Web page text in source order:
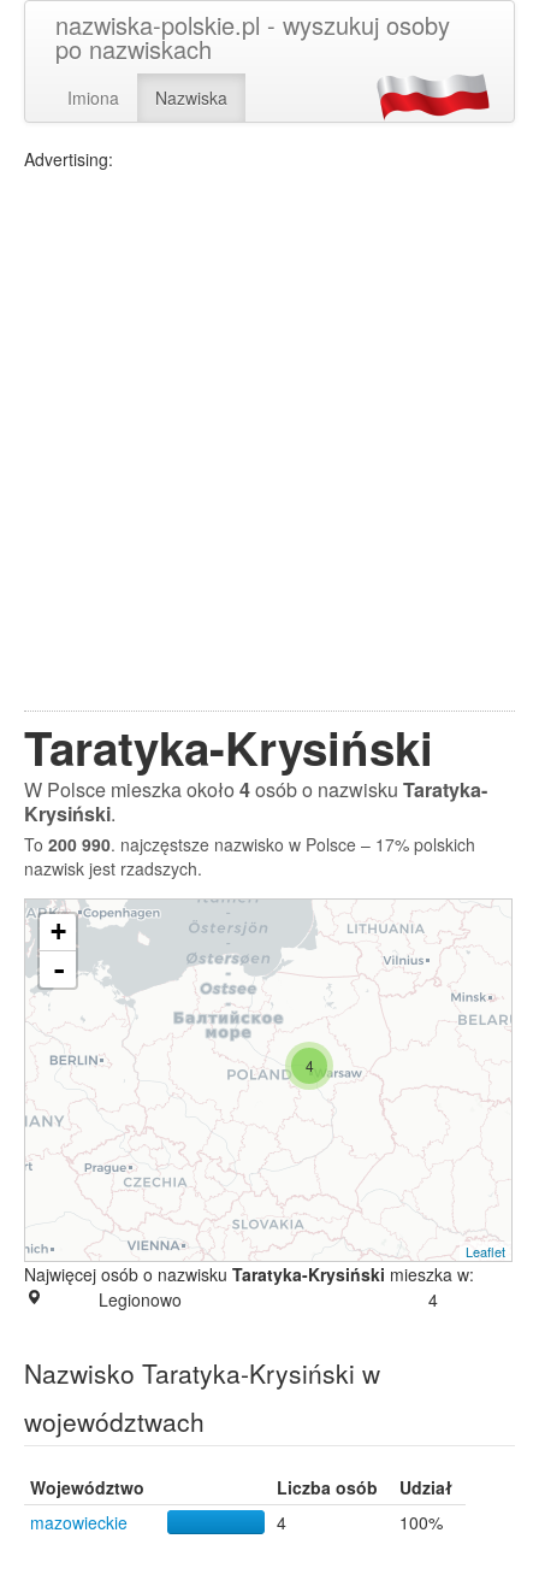
nazwiska-polskie.pl - wyszukuj osoby
po nazwiskach
Imiona Nazwiska
Advertising:
Taratyka-Krysiński
W Polsce mieszka około4osób o nazwisku Taratyka-
Krysiński.
To 200 990. najczęstsze nazwisko w Polsce – 17% polskich
nazwisk jest rzadszych.
4
+
-
Leaflet
Najwięcej osób o nazwisku Taratyka-Krysiński mieszka w:
Legionowo
4
Nazwisko Taratyka-Krysiński w
województwach
Województwo Liczba osób
Udział
mazowieckie
4 100%